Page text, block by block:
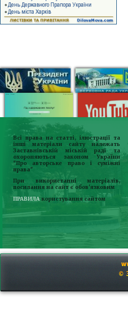
Всі права на статті, ілюстрації та
інші матеріали сайту належать
Заставнівській міській раді та
охороняються законом України
"Про авторське право і суміжні
права"
При використанні матеріалів,
посилання на сайт є обов'язковим
ПРАВИЛА користування сайтом
©